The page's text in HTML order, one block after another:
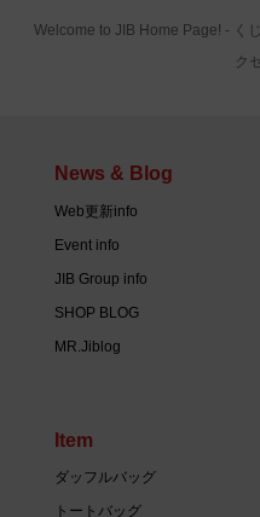
Welcome to JIB Home Page! ‐ く
ク
News & Blog
Web更新info
Event info
JIB Group info
SHOP BLOG
MR.Jiblog
Item
ダッフルバッグ
トートバッグ